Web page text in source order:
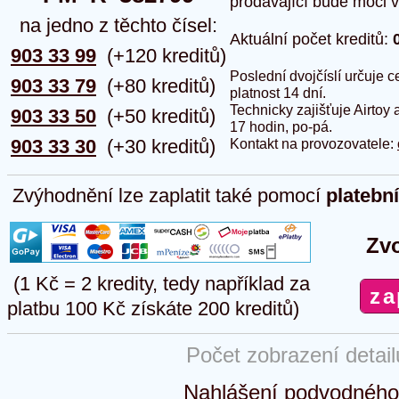
na jedno z těchto čísel:
903 33 99
903 33 79
903 33 50
903 33 30
(+120 kreditů)
(+80 kreditů)
(+50 kreditů)
(+30 kreditů)
Aktuální počet kreditů:
Poslední dvojčíslí určuje
platnost 14 dní.
Technicky zajišťuje Airtoy
17 hodin, po-pá.
Kontakt na provozovatele:
Zvýhodnění lze zaplatit také pomocí
(1 Kč = 2 kredity, tedy například za
platbu 100 Kč získáte 200 kreditů)
Počet zobrazení
Nahlášení